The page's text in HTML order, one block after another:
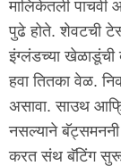
मालिकेतली
पुढे होते. शेवटची
इंग्लंडच्या खेळाडूंची
हवा तितका वेळ.
असावा. साउथ
नसल्याने
करत संथ बॅटिंग सुरू